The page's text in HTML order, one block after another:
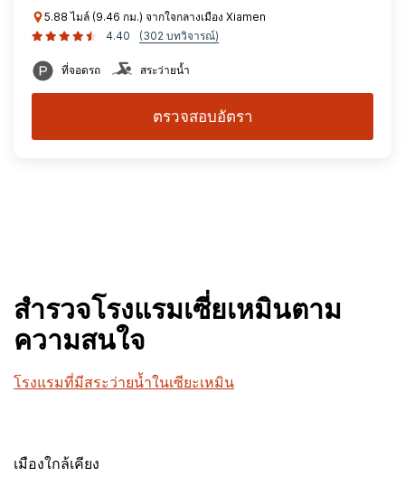
5.88 ไมล์ (9.46 กม.) จากใจกลางเมือง Xiamen
4.40
(302 บทวิจารณ์)
ที่จอดรถ สระว่ายน้ำ
ตรวจสอบอัตรา
สำรวจโรงแรมเซี่ยเหมินตาม
ความสนใจ
โรงแรมที่มีสระว่ายน้ำในเซียะเหมิน
เมืองใกล้เคียง